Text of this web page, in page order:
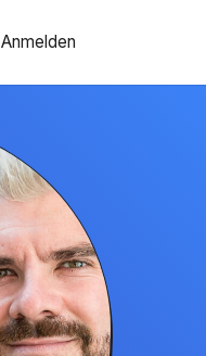
Anmelden